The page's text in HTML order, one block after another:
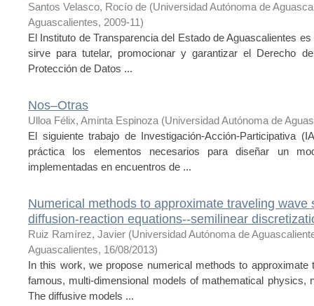
Santos Velasco, Rocío de (Universidad Autónoma de
Aguascalientes, 2009-11)
El Instituto de Transparencia del Estado de Aguascalientes
sirve para tutelar, promocionar y garantizar el Derecho
Protección de Datos ...
Nos–Otras
Ulloa Félix, Aminta Espinoza (Universidad Autónoma de
El siguiente trabajo de Investigación-Acción-Participativa
práctica los elementos necesarios para diseñar un
implementadas en encuentros de ...
Numerical methods to approximate traveling
diffusion-reaction equations--semilinear
Ruiz Ramírez, Javier (Universidad Autónoma de
Aguascalientes, 16/08/2013)
In this work, we propose numerical methods to
famous, multi-dimensional models of mathematical physics,
The diffusive models ...